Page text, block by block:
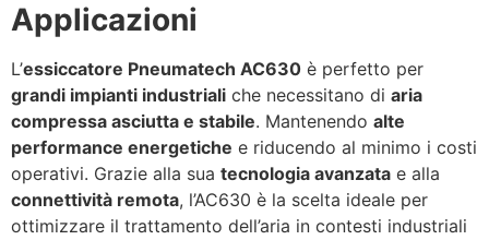
Applicazioni
L’essiccatore Pneumatech AC630 è perfetto per
grandi impianti industriali che necessitano di aria
compressa asciutta e stabile. Mantenendo alte
performance energetiche e riducendo al minimo i costi
operativi. Grazie alla sua tecnologia avanzata e alla
connettività remota, l’AC630 è la scelta ideale per
ottimizzare il trattamento dell’aria in contesti industriali